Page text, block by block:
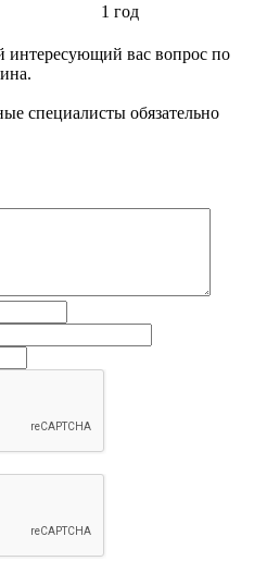
1 год
интересующий вас вопрос по
специалисты обязательно